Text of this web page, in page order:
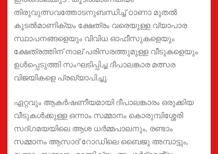
തിരുവുത്സവത്തോടനുബന്ധിച്ച് ഠാണാ മുതൽ
കൂടൽമാണിക്യം ക്ഷേത്രം വരെയുള്ള വ്യാപാര
സ്ഥാപനങ്ങളെയും വിവിധ ഓഫീസുകളെയും
ക്ഷേത്രത്തിന് നാല് പരിസരത്തുമുള്ള വീടുകളെയും
ഉൾപ്പെടുത്തി സംഘടിപ്പിച്ച ദീപാലങ്കാര മത്സര
വിജയികളെ പ്രഖ്യാപിച്ചു.
ഏറ്റവും ആകർഷണീയമായി ദീപാലങ്കാരം ഒരുക്കിയ
വീടുകൾക്കുള്ള ഒന്നാം സമ്മാനം കൊരുമ്പിശ്ശേരി
സദ്ഗമയയിലെ ആശ ധർമ്മപാലനും, രണ്ടാം
സമ്മാനം ആസാദ് റോഡിലെ ബൈജു അമ്പാട്ടും,